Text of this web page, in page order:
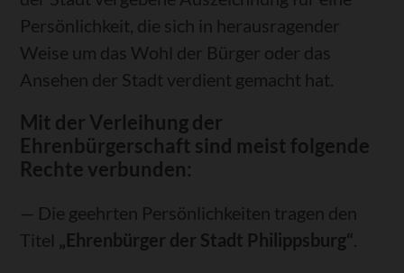
Persönlichkeit, die sich in herausragender
Weise um das Wohl der Bürger oder das
Ansehen der Stadt verdient gemacht hat.
Mit der Verleihung der
Ehrenbürgerschaft sind meist folgende
Rechte verbunden:
— Die geehrten Persönlichkeiten tragen den
Titel „Ehrenbürger der Stadt Philippsburg“.